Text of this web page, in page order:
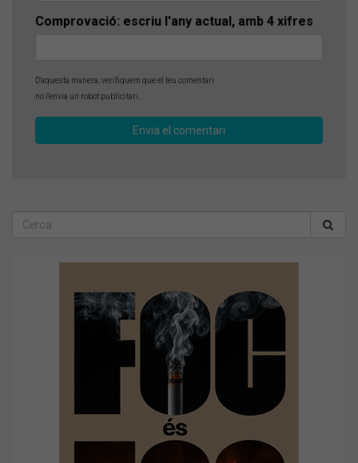
Comprovació: escriu l'any actual, amb 4 xifres
D'aquesta manera, verifiquem que el teu comentari
no l'envia un robot publicitari.